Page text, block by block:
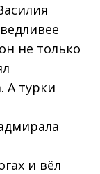
не только
А турки
и вёл